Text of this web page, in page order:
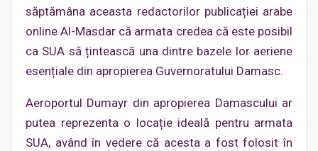
săptămâna aceasta redactorilor publicației arabe
online Al-Masdar că armata credea că este posibil
ca SUA să țintească una dintre bazele lor aeriene
esențiale din apropierea Guvernoratului Damasc.
Aeroportul Dumayr din apropierea Damascului ar
putea reprezenta o locație ideală pentru armata
SUA, având în vedere că acesta a fost folosit în